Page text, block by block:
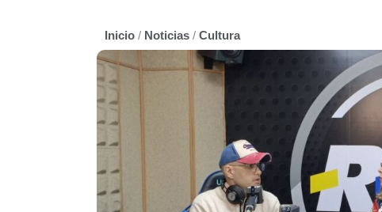
Inicio / Noticias / Cultura